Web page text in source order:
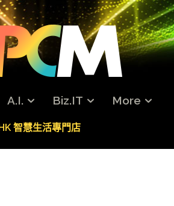
A.I. Biz.IT More
智慧生活專門店